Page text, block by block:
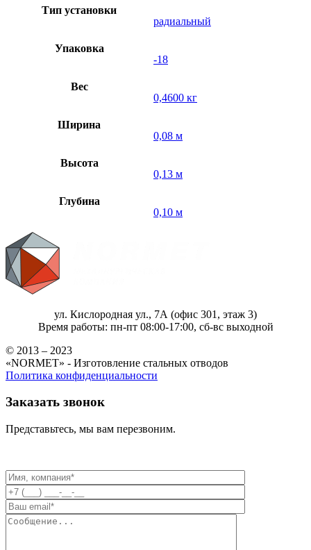
Тип установки
радиальный
Упаковка
-18
Вес
0,4600 кг
Ширина
0,08 м
Высота
0,13 м
Глубина
0,10 м
ул. Кислородная ул., 7А (офис 301, этаж 3)
Время работы: пн-пт 08:00-17:00, сб-вс выходной
© 2013 – 2023
«NORMET» - Изготовление стальных отводов
Политика конфиденциальности
Заказать звонок
Представьтесь, мы вам перезвоним.